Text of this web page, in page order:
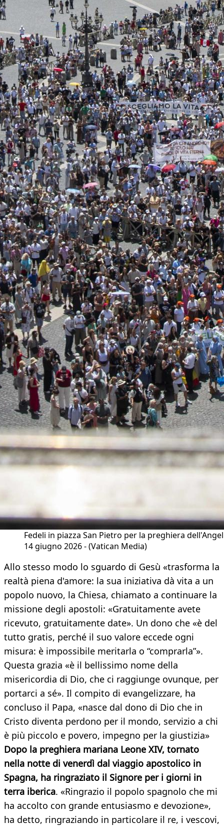
Fedeli in piazza San Pietro per la preghiera
14 giugno 2026 - (Vatican Media)
Allo stesso modo lo sguardo di Gesù «trasforma la
realtà piena d'amore: la sua iniziativa dà vita a un
popolo nuovo, la Chiesa, chiamato a continuare la
missione degli apostoli: «Gratuitamente avete
ricevuto, gratuitamente date». Un dono che «è del
tutto gratis, perché il suo valore eccede ogni
misura: è impossibile meritarla o “comprarla”».
Questa grazia «è il bellissimo nome della
misericordia di Dio, che ci raggiunge ovunque, per
portarci a sé». Il compito di evangelizzare, ha
concluso il Papa, «nasce dal dono di Dio che in
Cristo diventa perdono per il mondo, servizio a chi
è più piccolo e povero, impegno per la giustizia»
Dopo la preghiera mariana Leone XIV, tornato
nella notte di venerdì dal viaggio apostolico in
Spagna, ha ringraziato il Signore per i giorni in
terra iberica. «Ringrazio il popolo spagnolo che mi
ha accolto con grande entusiasmo e devozione»,
ha detto, ringraziando in particolare il re, i vescovi,